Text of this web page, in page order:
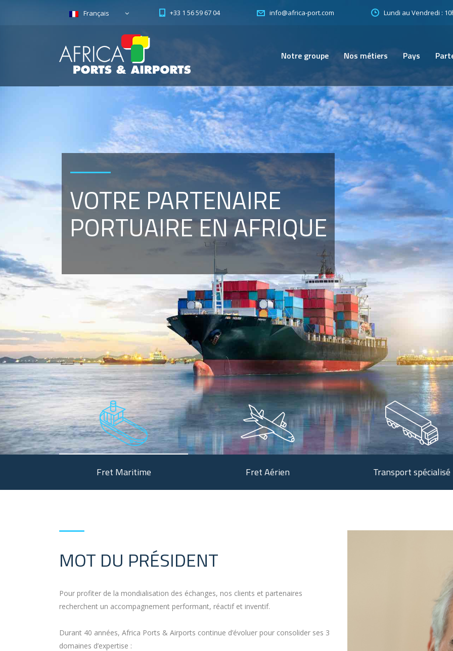
Français +33 1 56 59 67 04 info@africa-port.com Lundi au Vendredi :
Notre groupe Nos métiers Pays
VOTRE PARTENAIRE
AÉRIEN EN AFRIQUE
Fret Maritime Fret Aérien Transport spécialisé
MOT DU PRÉSIDENT
Pour profiter de la mondialisation des échanges, nos clients et partenaires
recherchent un accompagnement performant, réactif et inventif.
Durant 40 années, Africa Ports & Airports continue d’évoluer pour consolider ses 3
domaines d’expertise :